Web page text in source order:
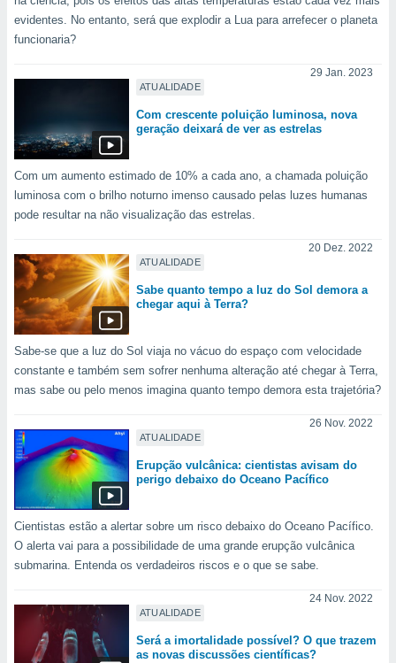
utilizar
medir
da
medir o
os
de
de dados
fontes,
e melhorar
dados
através
evidentes. No entanto, será que explodir a Lua para arrefecer o planeta
funcionaria?
ATUALIDADE
29 Jan. 2023
Com crescente poluição luminosa, nova
geração deixará de ver as estrelas
Com um aumento estimado de 10% a cada ano, a chamada poluição
luminosa com o brilho noturno imenso causado pelas luzes humanas
pode resultar na não visualização das estrelas.
ATUALIDADE
20 Dez. 2022
Sabe quanto tempo a luz do Sol demora a
chegar aqui à Terra?
Sabe-se que a luz do Sol viaja no vácuo do espaço com velocidade
constante e também sem sofrer nenhuma alteração até chegar à Terra,
mas sabe ou pelo menos imagina quanto tempo demora esta trajetória?
ATUALIDADE
26 Nov. 2022
Erupção vulcânica: cientistas avisam do
perigo debaixo do Oceano Pacífico
Cientistas estão a alertar sobre um risco debaixo do Oceano Pacífico.
O alerta vai para a possibilidade de uma grande erupção vulcânica
submarina. Entenda os verdadeiros riscos e o que se sabe.
ATUALIDADE
24 Nov. 2022
Será a imortalidade possível? O que trazem
as novas discussões científicas?